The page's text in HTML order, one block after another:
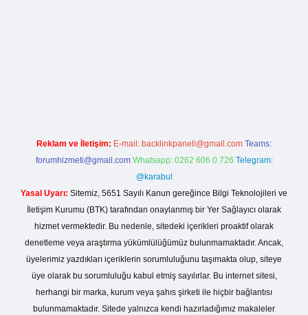
Reklam ve İletişim: E-mail: backlinkpaneli@gmail.com Teams:
forumhizmeti@gmail.com Whatsapp: 0262 606 0 726 Telegram:
@karabul
Yasal Uyarı: Sitemiz, 5651 Sayılı Kanun gereğince Bilgi Teknolojileri ve
İletişim Kurumu (BTK) tarafından onaylanmış bir Yer Sağlayıcı olarak
hizmet vermektedir. Bu nedenle, sitedeki içerikleri proaktif olarak
denetleme veya araştırma yükümlülüğümüz bulunmamaktadır. Ancak,
üyelerimiz yazdıkları içeriklerin sorumluluğunu taşımakta olup, siteye
üye olarak bu sorumluluğu kabul etmiş sayılırlar. Bu internet sitesi,
herhangi bir marka, kurum veya şahıs şirketi ile hiçbir bağlantısı
bulunmamaktadır. Sitede yalnızca kendi hazırladığımız makaleler